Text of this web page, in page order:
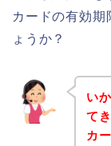
カードの有効期
ょうか？
い
て
カ